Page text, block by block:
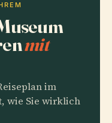
mit
im
wie Sie wirklich